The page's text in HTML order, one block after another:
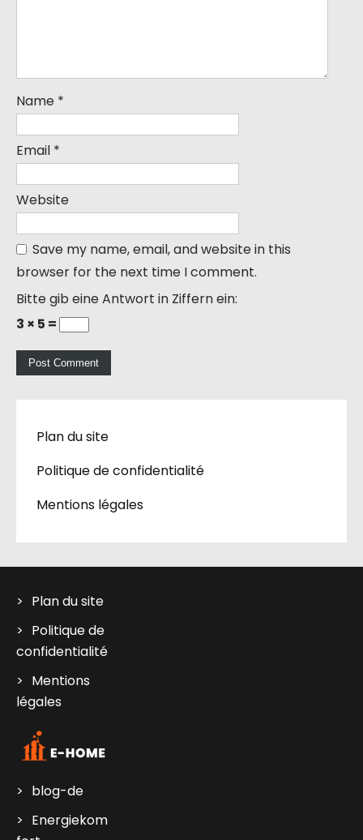
Name *
Email *
Website
Save my name, email, and website in this
browser for the next time I comment.
Bitte gib eine Antwort in Ziffern ein:
3 × 5 =
Plan du site
Politique de confidentialité
Mentions légales
Plan du site
Politique de
confidentialité
Mentions
légales
blog-de
Energiekom